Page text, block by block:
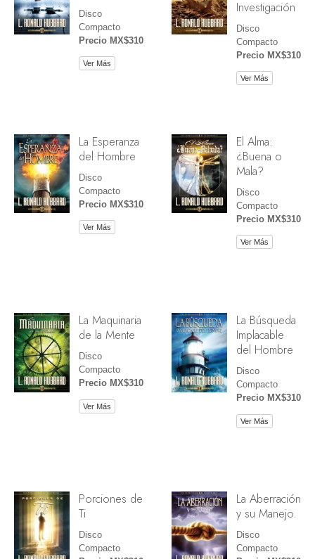
Disco
Compacto
Precio MX$310
Ver Más
Investigación
Disco
Compacto
Precio MX$310
Ver Más
La Esperanza
del Hombre
Disco
Compacto
Precio MX$310
Ver Más
El Alma:
¿Buena o
Mala?
Disco
Compacto
Precio MX$310
Ver Más
La Maquinaria
de la Mente
Disco
Compacto
Precio MX$310
Ver Más
La Búsqueda
Implacable
del Hombre
Disco
Compacto
Precio MX$310
Ver Más
Porciones de
Ti
Disco
Compacto
La Aberración
y su Manejo.
Disco
Compacto